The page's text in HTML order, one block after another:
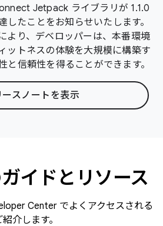
Jetpack ライブラリが 1.1.0
したことをお知らせいたします。
より、デベロッパーは、本番環境
ットネスの体験を大規模に構築す
と信頼性を得ることができます。
ースノートを表示
イドとリソース
Center でよくアクセスされる
介します。